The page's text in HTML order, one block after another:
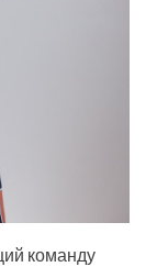
команду